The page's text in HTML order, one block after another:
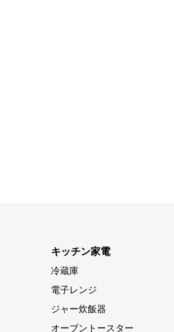
場合がありますの
キッチン家電
冷蔵庫
電子レンジ
ジャー炊飯器
オーブントースター